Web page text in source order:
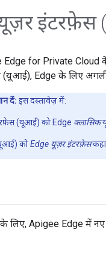
for Private Cloud
Edge के लिए
दें: इस दस्तावेज़ में:
(यूआई) को Edge क्लासिक
कोEdge यूज़र इंटरफ़ेस
के लिए, Apigee Edge